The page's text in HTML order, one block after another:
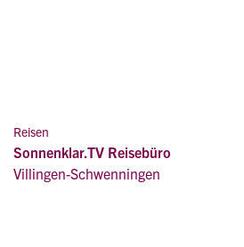
Reisen
Sonnenklar.TV Reisebüro
Villingen-Schwenningen